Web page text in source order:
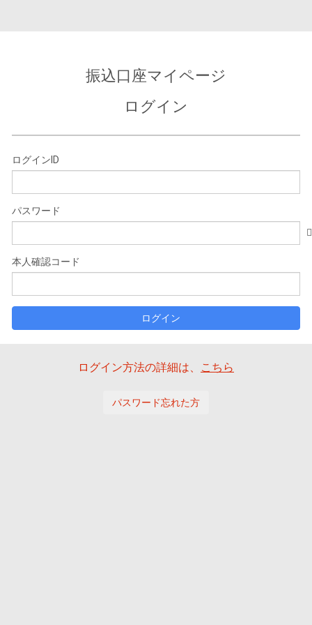
振込口座マイページ
ログイン
ログインID
パスワード
本人確認コード
ログイン
ログイン方法の詳細は、 こちら
パスワード忘れた方